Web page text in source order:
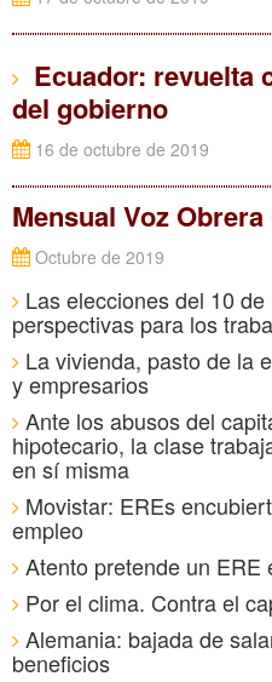
Ecuador: revuelta
del gobierno
16 de octubre de 2019
Mensual Voz
Octubre de 2019
Las elecciones del 10
perspectivas para los
La vivienda, pasto de la
y empresarios
Ante los abusos del
hipotecario, la clase
en sí misma
Movistar: EREs
empleo
Atento pretende un ERE
Por el clima. Contra el
Alemania: bajada de
beneficios